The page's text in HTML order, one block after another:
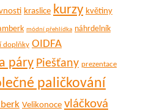
kraslice kurzy květiny
módní přehlídka náhrdelník
doplňky OIDFA
páry Piešťany prezentace
paličkování
Velikonoce vláčková